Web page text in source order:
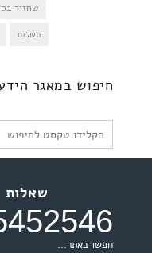
שחזור
תשלום
חיפוש במאגר
חיפוש
שאלות
חפשו באתר...